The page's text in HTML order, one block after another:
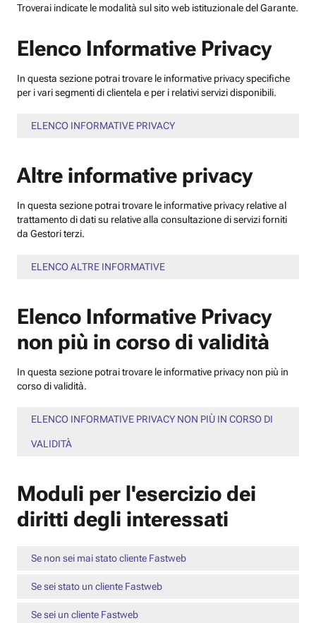
Troverai indicate le modalità sul sito web istituzionale del Garante.
Elenco Informative Privacy
In questa sezione potrai trovare le informative privacy specifiche
per i vari segmenti di clientela e per i relativi servizi disponibili.
ELENCO INFORMATIVE PRIVACY
Altre informative privacy
In questa sezione potrai trovare le informative privacy relative al
trattamento di dati su relative alla consultazione di servizi forniti
da Gestori terzi.
ELENCO ALTRE INFORMATIVE
Elenco Informative Privacy
non più in corso di validità
In questa sezione potrai trovare le informative privacy non più in
corso di validità.
ELENCO INFORMATIVE PRIVACY NON PIÙ IN CORSO DI
VALIDITÀ
Moduli per l'esercizio dei
diritti degli interessati
Se non sei mai stato cliente Fastweb
Se sei stato un cliente Fastweb
Se sei un cliente Fastweb